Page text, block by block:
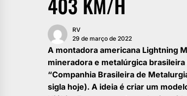
RV
29 de março de 2022
A montadora americana Lightning
mineradora e metalúrgica
“Companhia Brasileira de
sigla hoje). A ideia é criar um